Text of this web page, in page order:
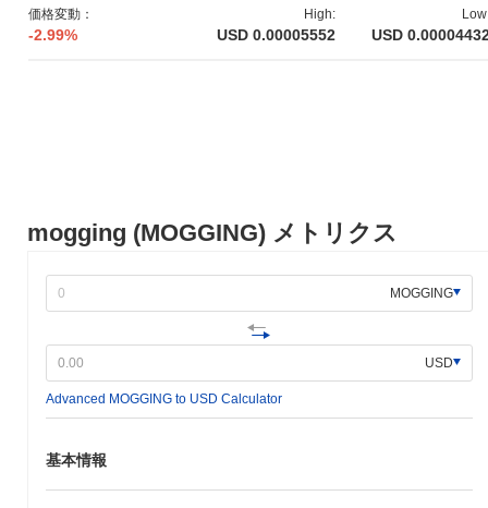
mogging (MOGGING) メトリクス
MOGGING
USD
Advanced MOGGING to USD Calculator
基本情報
価格変動：
-2.99%
High:
USD 0.00005552 USD
moggingは、より広範な暗号市場と比較してどのよ
うなパフォーマンスですか？